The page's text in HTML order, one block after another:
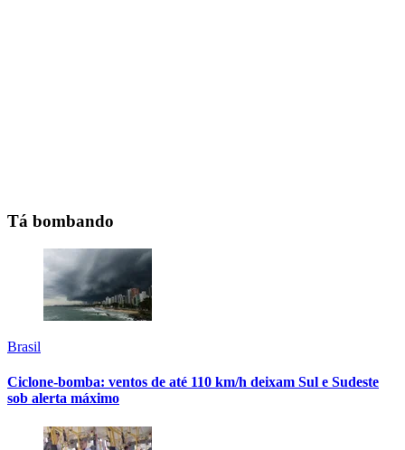
Tá bombando
Brasil
Ciclone-bomba: ventos de até 110 km/h deixam Sul e Sudeste
sob alerta máximo